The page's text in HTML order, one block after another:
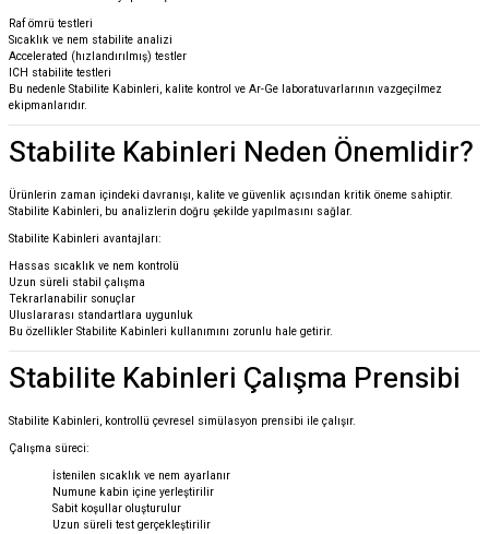
Raf ömrü testleri
Sıcaklık ve nem stabilite analizi
Accelerated (hızlandırılmış) testler
ICH stabilite testleri
Bu nedenle Stabilite Kabinleri, kalite kontrol ve Ar-Ge laboratuvarlarının vazgeçilmez
ekipmanlarıdır.
Stabilite Kabinleri Neden Önemlidir?
Ürünlerin zaman içindeki davranışı, kalite ve güvenlik açısından kritik öneme sahiptir.
Stabilite Kabinleri, bu analizlerin doğru şekilde yapılmasını sağlar.
Stabilite Kabinleri avantajları:
Hassas sıcaklık ve nem kontrolü
Uzun süreli stabil çalışma
Tekrarlanabilir sonuçlar
Uluslararası standartlara uygunluk
Bu özellikler Stabilite Kabinleri kullanımını zorunlu hale getirir.
Stabilite Kabinleri Çalışma Prensibi
Stabilite Kabinleri, kontrollü çevresel simülasyon prensibi ile çalışır.
Çalışma süreci:
İstenilen sıcaklık ve nem ayarlanır
Numune kabin içine yerleştirilir
Sabit koşullar oluşturulur
Uzun süreli test gerçekleştirilir